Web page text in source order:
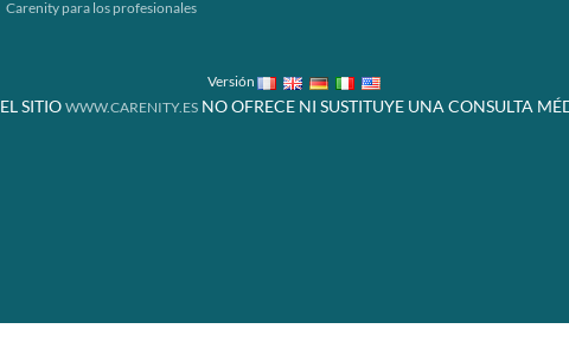
Carenity para los profesionales
Versión
EL SITIO WWW.CARENITY.ES NO OFRECE NI SUSTITUYE UNA CONSULTA